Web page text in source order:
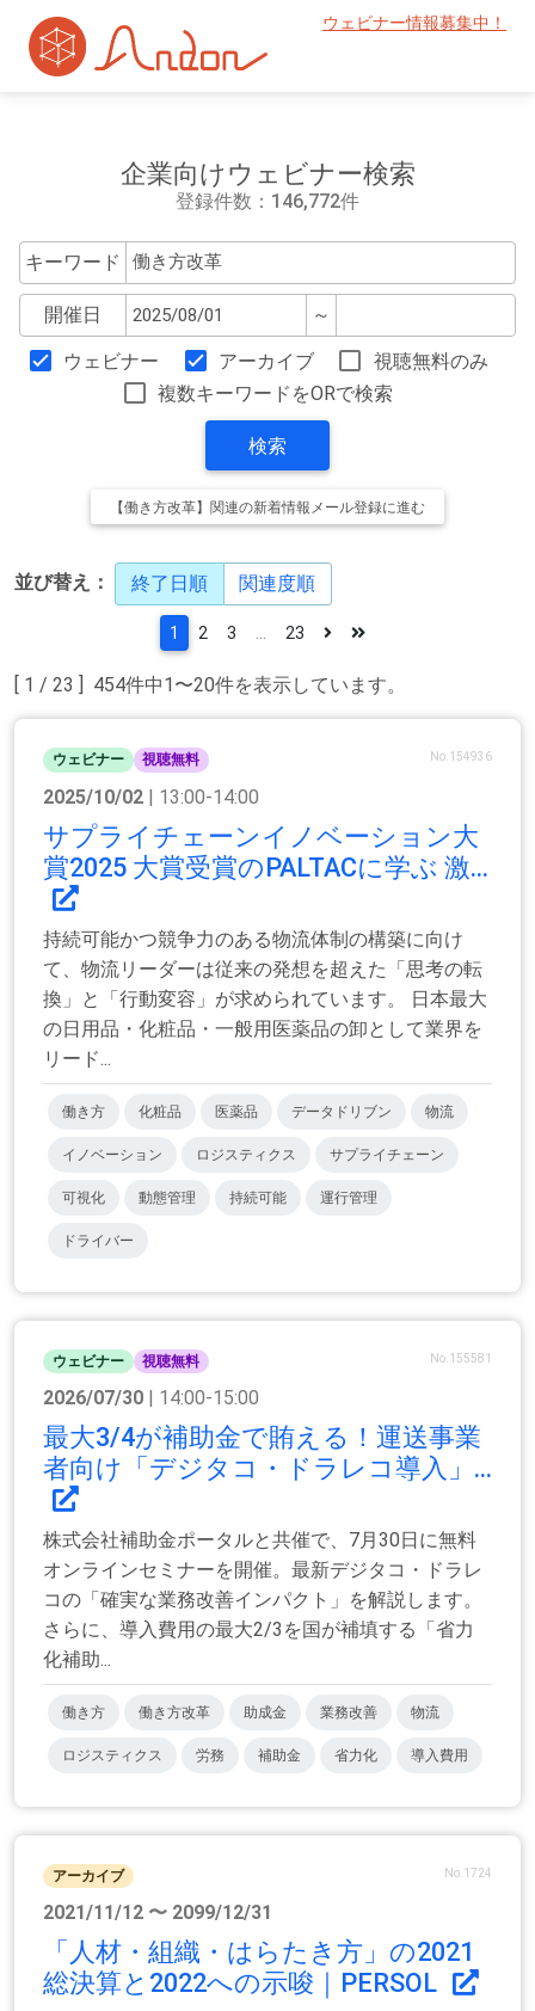
ウェビナー情報募集中！
企業向けウェビナー検索
登録件数：146,772件
キーワード
開催日 ～
ウェビナー アーカイブ
視聴無料のみ
複数キーワードをORで検索
検索
【働き方改革】関連の新着情報メール登録に進む
並び替え： 終了日順 関連度順
[ 1 / 23 ] 454件中1〜20件を表示しています。
1 2 3 23
ウェビナー 視聴無料 No.154936
2025/10/02 | 13:00-14:00
サプライチェーンイノベーション大
賞2025 大賞受賞のPALTACに学ぶ 激...
持続可能かつ競争力のある物流体制の構築に向け
て、物流リーダーは従来の発想を超えた「思考の転
換」と「行動変容」が求められています。 日本最大
の日用品・化粧品・一般用医薬品の卸として業界を
リード...
働き方 化粧品 医薬品 データドリブン 物流
イノベーション ロジスティクス サプライチェーン
可視化 動態管理 持続可能 運行管理
ドライバー
ウェビナー 視聴無料 No.155581
2026/07/30 | 14:00-15:00
最大3/4が補助金で賄える！運送事業
者向け「デジタコ・ドラレコ導入」...
株式会社補助金ポータルと共催で、7月30日に無料
オンラインセミナーを開催。最新デジタコ・ドラレ
コの「確実な業務改善インパクト」を解説します。
さらに、導入費用の最大2/3を国が補填する「省力
化補助...
働き方 働き方改革 助成金 業務改善 物流
ロジスティクス 労務 補助金 省力化 導入費用
アーカイブ No.1724
2021/11/12 〜 2099/12/31
「人材・組織・はらたき方」の2021
総決算と2022への示唆｜PERSOL